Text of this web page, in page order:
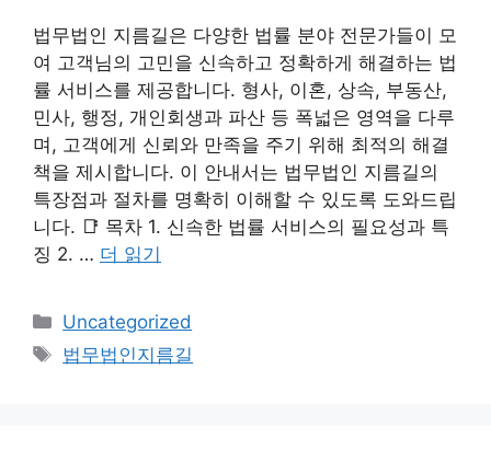
법무법인 지름길은 다양한 법률 분야 전문가들이 모
여 고객님의 고민을 신속하고 정확하게 해결하는 법
률 서비스를 제공합니다. 형사, 이혼, 상속, 부동산,
민사, 행정, 개인회생과 파산 등 폭넓은 영역을 다루
며, 고객에게 신뢰와 만족을 주기 위해 최적의 해결
책을 제시합니다. 이 안내서는 법무법인 지름길의
특장점과 절차를 명확히 이해할 수 있도록 도와드립
니다. 📑 목차 1. 신속한 법률 서비스의 필요성과 특
징 2. … 더 읽기
카
테
고
Uncategorized
태
법무법인지름길